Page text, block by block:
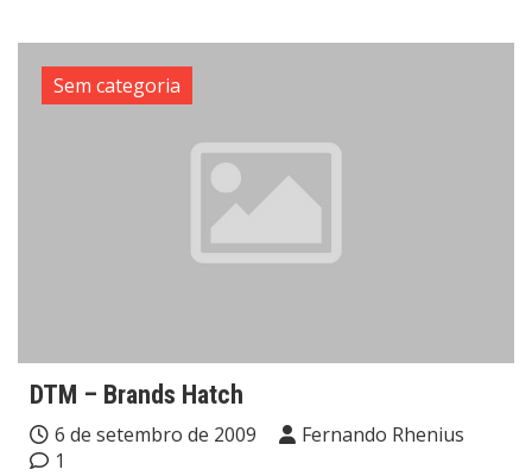
Sem categoria
DTM – Brands Hatch
6 de setembro de 2009
Fernando Rhenius
1